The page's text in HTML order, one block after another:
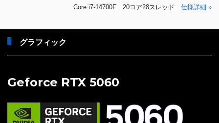
Core i7-14700F 20コア28スレッド 仕様詳細 »
グラフィック
Geforce RTX 5060